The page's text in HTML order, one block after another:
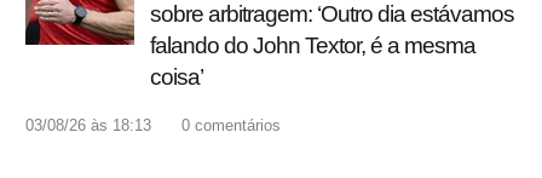
sobre arbitragem: ‘Outro dia estávamos
falando do John Textor, é a mesma
coisa’
03/08/26 às 18:13 0 comentários